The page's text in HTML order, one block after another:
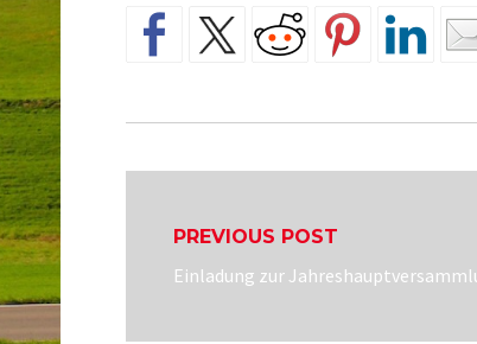
PREVIOUS POST
Previous
Einladung zur